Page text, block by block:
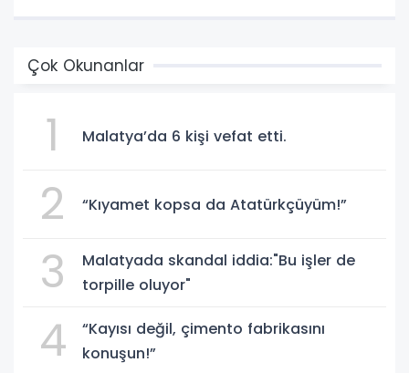
Çok Okunanlar
1 Malatya’da 6 kişi vefat etti.
2 “Kıyamet kopsa da Atatürkçüyüm!”
3
Malatyada skandal iddia:"Bu işler de
torpille oluyor"
4
“Kayısı değil, çimento fabrikasını
konuşun!”